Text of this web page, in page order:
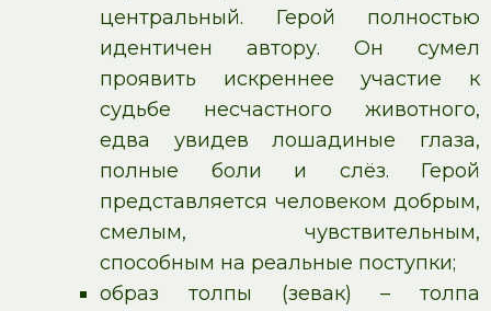
центральный. Герой полностью
идентичен автору. Он сумел
проявить искреннее участие к
судьбе несчастного животного,
едва увидев лошадиные глаза,
полные боли и слёз. Герой
представляется человеком добрым,
смелым, чувствительным,
способным на реальные поступки;
образ толпы (зевак) – толпа